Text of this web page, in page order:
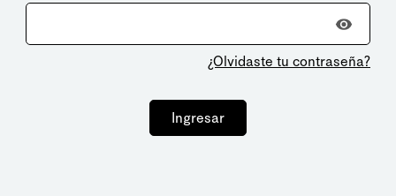
¿Olvidaste tu contraseña?
Ingresar